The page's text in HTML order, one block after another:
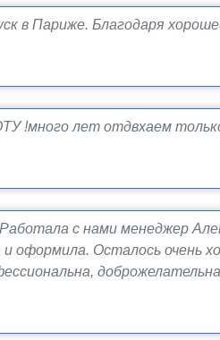
в Париже. Благодаря
лет отдвхаем только
с нами менеджер
оформила. Осталось очень